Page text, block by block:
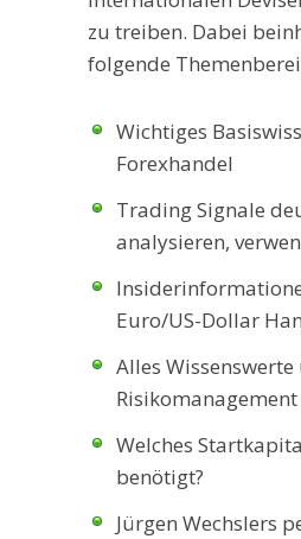
zu treiben. Dabei
folgende
Wichtiges
Forexhandel
Trading Signale
analysieren,
Euro/US-Dollar
Alles
Risikomanagement
Welches
benötigt?
Jürgen Wechslers